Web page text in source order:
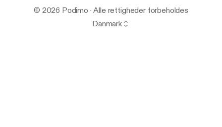
© 2026 Podimo · Alle rettigheder forbeholdes
Danmark